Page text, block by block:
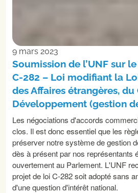
9 mars 2023
Soumission de l’UNF sur le
C-282 – Loi modifiant la
des Affaires étrangères,
Développement (gestion
Les négociations d'accords
clos. Il est donc essentiel que les
préserver notre système de gestion
dès à présent par nos représentants
ouvertement au Parlement. L'UNF
projet de loi C-282 soit adopté sans
d'une question d'intérêt national.